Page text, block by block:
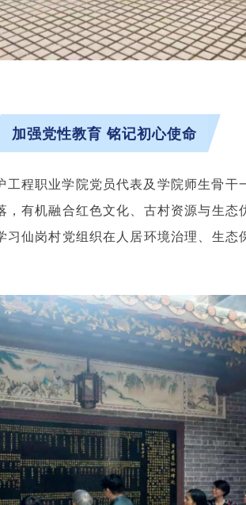
加强党性教育 铭记初心使命
程职业学院党员代表及学院师生骨
有机融合红色文化、古村资源与生
仙岗村党组织在人居环境治理、生